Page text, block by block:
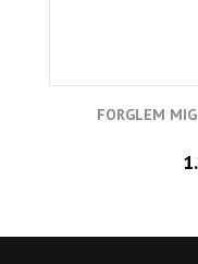
FORGLEM